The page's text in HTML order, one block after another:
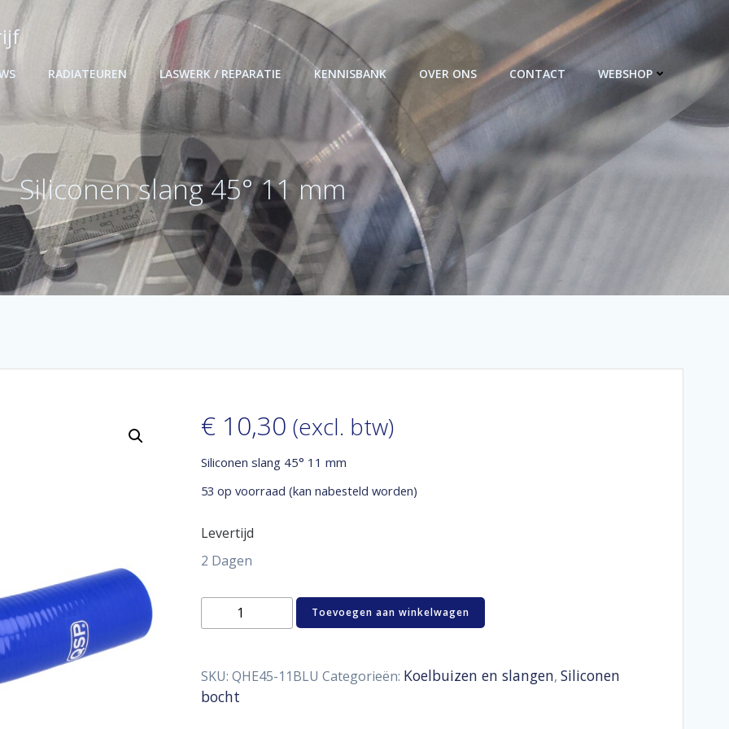
RADIATEUREN LASWERK / REPARATIE KENNISBANK OVER ONS CONTACT WEBSHOP
Siliconen slang 45° 11 mm
€10,30 (excl. btw)
Siliconen slang 45° 11 mm
53 op voorraad (kan nabesteld worden)
Levertijd
2 Dagen
Siliconen
mm
aantal
Toevoegen aan winkelwagen
SKU: QHE45-11BLU Categorieën: Koelbuizen en slangen, Siliconen
bocht